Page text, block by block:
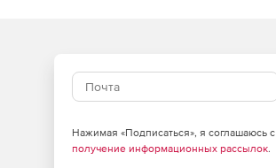
Нажимая «Подписаться», я соглашаюсь с
получение информационных рассылок.